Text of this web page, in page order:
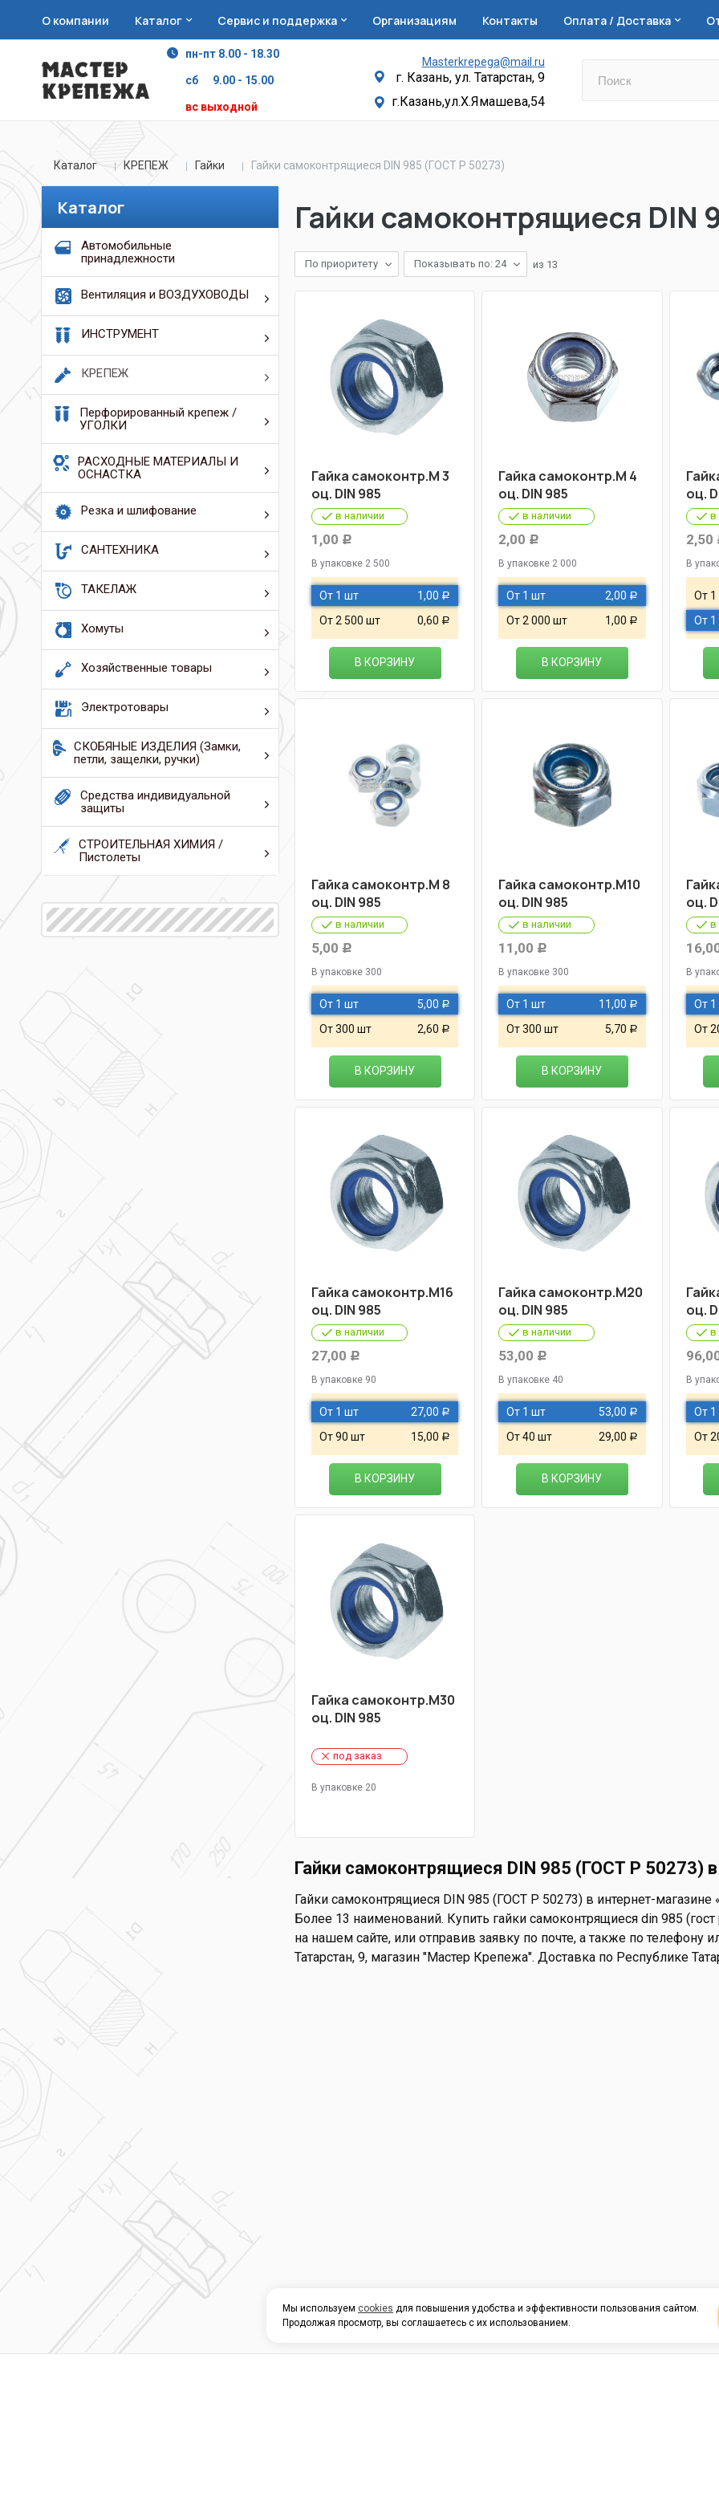
О компании Каталог Сервис и поддержка Организациям Контакты Оплата / Доставка
пн-пт 8.00 - 18.30
сб 9.00 - 15.00
вс выходной
Masterkrepega@mail.ru
г. Казань, ул. Татарстан, 9
г.Казань,ул.Х.Ямашева,54
Каталог КРЕПЕЖ Гайки Гайки самоконтрящиеся DIN 985 (ГОСТ Р 50273)
Каталог
Автомобильные
принадлежности
Вентиляция и ВОЗДУХОВОДЫ
ИНСТРУМЕНТ
КРЕПЕЖ
Перфорированный крепеж /
УГОЛКИ
РАСХОДНЫЕ МАТЕРИАЛЫ И
ОСНАСТКА
Резка и шлифование
САНТЕХНИКА
ТАКЕЛАЖ
Хомуты
Хозяйственные товары
Электротовары
СКОБЯНЫЕ ИЗДЕЛИЯ (Замки,
петли, защелки, ручки)
Средства индивидуальной
защиты
СТРОИТЕЛЬНАЯ ХИМИЯ /
Пистолеты
Гайки самоконтрящиеся DIN
По приоритету Показывать по: 24 из 13
Гайка самоконтр.М 3
оц. DIN 985
в наличии
1,00 Р
В упаковке 2 500
От 1 шт 1,00 Р
От 2 500 шт 0,60 Р
В КОРЗИНУ
Гайка самоконтр.М 4
оц. DIN 985
в наличии
2,00 Р
В упаковке 2 000
От 1 шт 2,00 Р
От 2 000 шт 1,00 Р
В КОРЗИНУ
оц.
в
2,50
В
От 1
От 1
Гайка самоконтр.М 8
оц. DIN 985
в наличии
5,00 Р
В упаковке 300
От 1 шт 5,00 Р
От 300 шт 2,60 Р
В КОРЗИНУ
Гайка самоконтр.М10
оц. DIN 985
в наличии
11,00 Р
В упаковке 300
От 1 шт 11,00 Р
От 300 шт 5,70 Р
В КОРЗИНУ
оц.
в
В
От 1
От
Гайка самоконтр.М16
оц. DIN 985
в наличии
27,00 Р
В упаковке 90
От 1 шт 27,00 Р
От 90 шт 15,00 Р
В КОРЗИНУ
Гайка самоконтр.М20
оц. DIN 985
в наличии
53,00 Р
В упаковке 40
От 1 шт 53,00 Р
От 40 шт 29,00 Р
В КОРЗИНУ
оц.
в
В
От 1
От
Гайка самоконтр.М30
оц. DIN 985
под заказ
В упаковке 20
Гайки самоконтрящиеся DIN 985 (ГОСТ Р 50273)
Гайки самоконтрящиеся DIN 985 (ГОСТ Р 50273) в интернет-
Более 13 наименований. Купить гайки самоконтрящиеся din 985
на нашем сайте, или отправив заявку по почте, а также по телефону
Татарстан, 9, магазин "Мастер Крепежа". Доставка по Республике
Мы используем cookies для повышения удобства и эффективности пользования сайтом.
Продолжая просмотр, вы соглашаетесь с их использованием.